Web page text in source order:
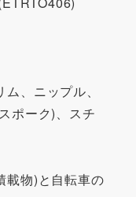
、ニップル、
ポーク)、スチ
載物)と自転車の